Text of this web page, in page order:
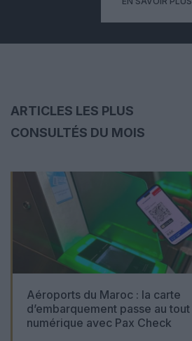
ARTICLES LES PLUS
CONSULTÉS DU MOIS
Aéroports du Maroc : la carte
d’embarquement passe au tout
numérique avec Pax Check